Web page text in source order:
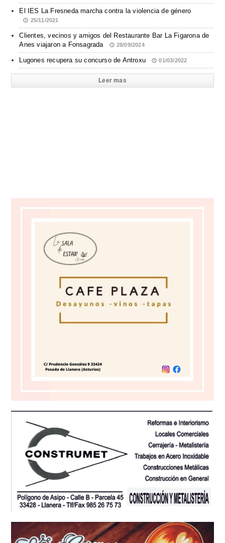
El IES La Fresneda marcha contra la violencia de género
25/11/2021
Clientes, vecinos y amigos del Restaurante Bar La Figarona de
Anes viajaron a Fonsagrada
28/09/2024
Lugones recupera su concurso de Antroxu 01/03/2022
Leer mas